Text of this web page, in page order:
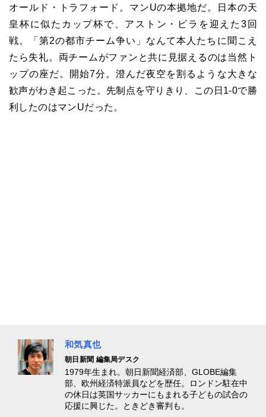
オールド・トラフォード。マンUの本拠地だ。日本の天
皇杯に似たカップ杯で、アストン・ビラを迎えた3回
戦。「第2の都市チーム争い」なんて本人たちに聞こえ
たら失礼。両チームがファンと共に見据えるのは当然ト
ップの座だ。開始7分。澄んだ夜空を割るような大きな
歓声がわき起こった。先制点を守りきり、この日1-0で勝
利したのはマンUだった。
和気真也
朝日新聞 編集局デスク
1979年生まれ。朝日新聞経済部、GLOBE編集
部、欧州経済特派員などを歴任。ロンドン駐在中
の休日は英国サッカーにもまれる子どもの試合の
応援に興じた。ときどき審判も。